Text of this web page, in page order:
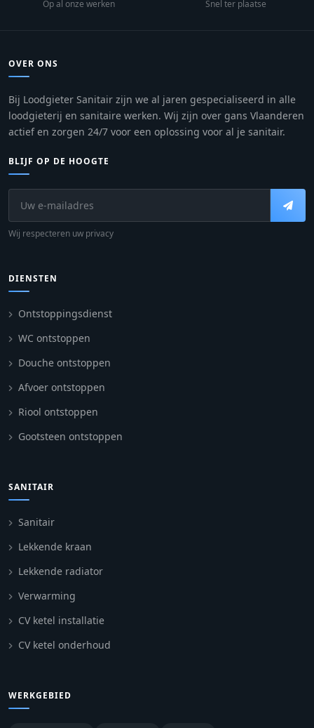
Op al onze werken Snel ter plaatse
OVER ONS
Bij Loodgieter Sanitair zijn we al jaren gespecialiseerd in alle
loodgieterij en sanitaire werken. Wij zijn over gans Vlaanderen
actief en zorgen 24/7 voor een oplossing voor al je sanitair.
BLIJF OP DE HOOGTE
Wij respecteren uw privacy
DIENSTEN
Ontstoppingsdienst
WC ontstoppen
Douche ontstoppen
Afvoer ontstoppen
Riool ontstoppen
Gootsteen ontstoppen
SANITAIR
Sanitair
Lekkende kraan
Lekkende radiator
Verwarming
CV ketel installatie
CV ketel onderhoud
WERKGEBIED